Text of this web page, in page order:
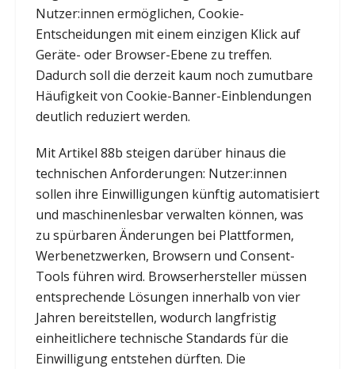
Nutzer:innen ermöglichen, Cookie-
Entscheidungen mit einem einzigen Klick auf
Geräte- oder Browser-Ebene zu treffen.
Dadurch soll die derzeit kaum noch zumutbare
Häufigkeit von Cookie-Banner-Einblendungen
deutlich reduziert werden.
Mit Artikel 88b steigen darüber hinaus die
technischen Anforderungen: Nutzer:innen
sollen ihre Einwilligungen künftig automatisiert
und maschinenlesbar verwalten können, was
zu spürbaren Änderungen bei Plattformen,
Werbenetzwerken, Browsern und Consent-
Tools führen wird. Browserhersteller müssen
entsprechende Lösungen innerhalb von vier
Jahren bereitstellen, wodurch langfristig
einheitlichere technische Standards für die
Einwilligung entstehen dürften. Die